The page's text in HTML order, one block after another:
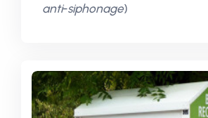
anti-siphonage)